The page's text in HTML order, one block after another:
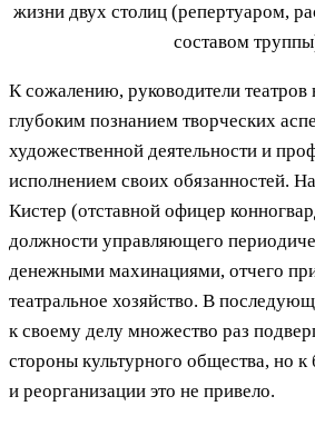
жизни двух столиц (репертуаром,
составом
К сожалению, руководители театров
глубоким познанием творческих
художественной деятельности и
исполнением своих обязанностей.
Кистер (отставной офицер
должности управляющего
денежными махинациями, отчего
театральное хозяйство. В
к своему делу множество раз
стороны культурного общества, но
и реорганизации это не привело.